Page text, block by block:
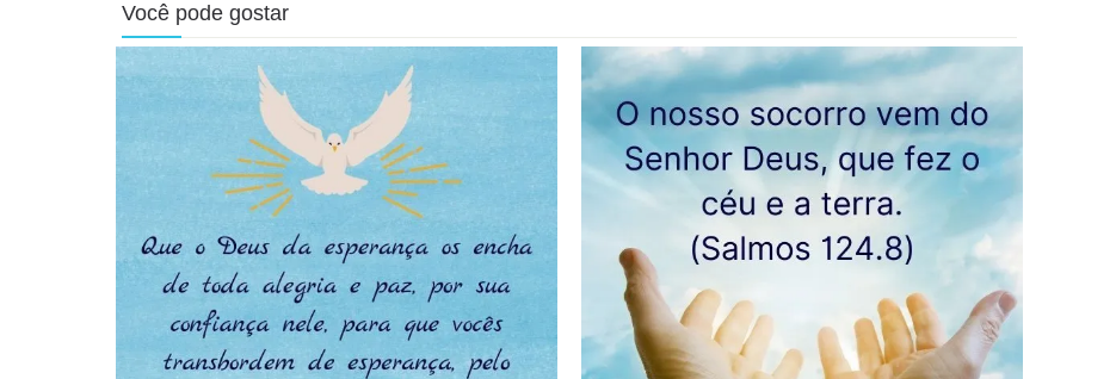
Você pode gostar